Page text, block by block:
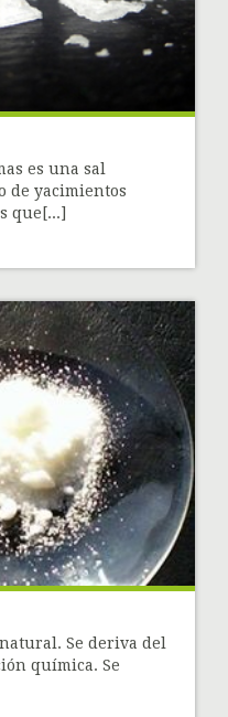
es una sal
de yacimientos
que[...]
Se deriva del
química. Se